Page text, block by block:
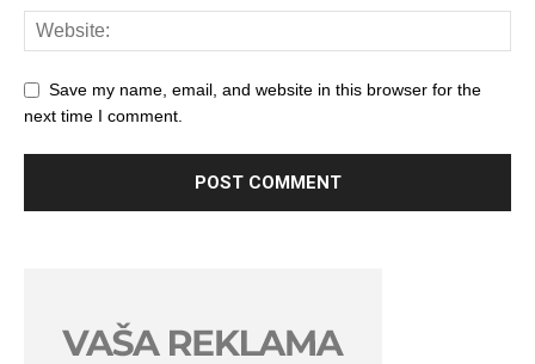
Save my name, email, and website in this browser for the
next time I comment.